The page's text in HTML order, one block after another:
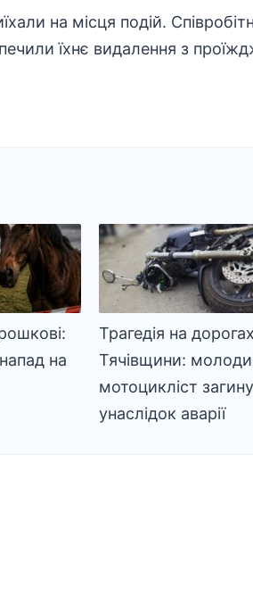
на місця подій.
їхнє видалення з
на
Трагедія на дорогах
Тячівщини:
мотоцикліст
унаслідок аварії